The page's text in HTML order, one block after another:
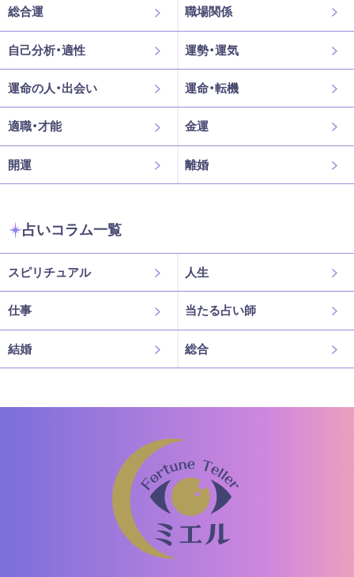
総合運 職場関係
自己分析・適性 運勢・運気
運命の人・出会い 運命・転機
適職・才能 金運
開運 離婚
占いコラム一覧
スピリチュアル 人生
仕事 当たる占い師
結婚 総合